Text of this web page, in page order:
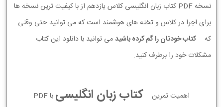
نسخه PDF کتاب زبان انگلیسی کلاس یازدهم از با کیفیت ترین نسخه ها
برای اجرا در کلاس و تخته های هوشمند است که می توانید حتی وقتی
که
کتاب خودتان را گم کرده باشیدمی توانید با دانلود این کتاب
مشکلات خود را برطرف کنید.
اهمیت تمرین کتاب زبان انگلیسی با PDF